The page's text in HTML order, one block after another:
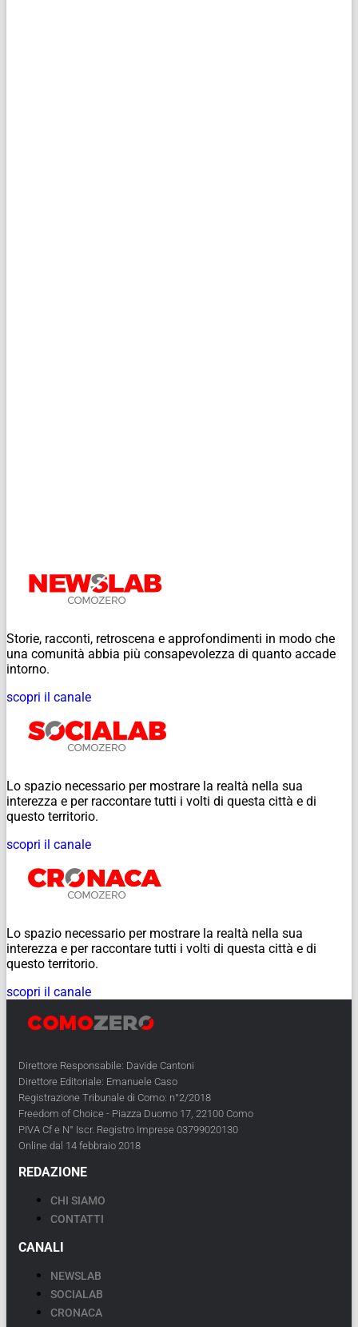
Storie, racconti, retroscena e approfondimenti in modo che
una comunità abbia più consapevolezza di quanto accade
intorno.
scopri il canale
Lo spazio necessario per mostrare la realtà nella sua
interezza e per raccontare tutti i volti di questa città e di
questo territorio.
scopri il canale
Lo spazio necessario per mostrare la realtà nella sua
interezza e per raccontare tutti i volti di questa città e di
questo territorio.
scopri il canale
Direttore Responsabile: Davide Cantoni
Direttore Editoriale: Emanuele Caso
Registrazione Tribunale di Como: n°2/2018
Freedom of Choice - Piazza Duomo 17, 22100 Como
PIVA Cf e N° Iscr. Registro Imprese 03799020130
Online dal 14 febbraio 2018
REDAZIONE
CHI SIAMO
CONTATTI
CANALI
NEWSLAB
SOCIALAB
CRONACA